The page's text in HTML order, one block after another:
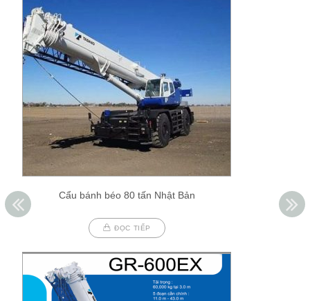
Cẩu bánh béo 80 tấn Nhật Bản
ĐỌC TIẾP